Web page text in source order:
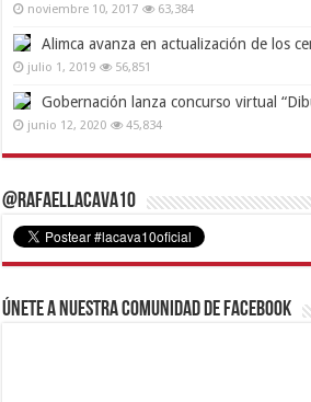
noviembre 10, 2017 63,384
Alimca avanza en actualización de los
julio 1, 2019 56,851
Gobernación lanza concurso virtual
junio 12, 2020 45,834
@RafaelLacava10
Únete a nuestra comunidad de Facebook